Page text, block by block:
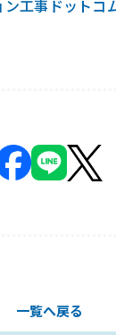
工事ドットコ
一覧へ戻る